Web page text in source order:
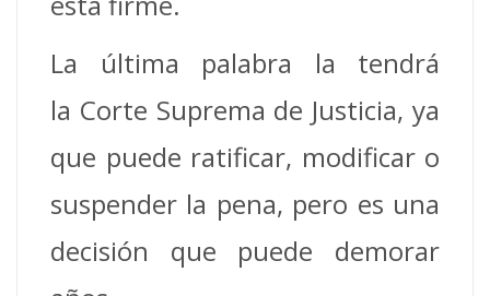
La última palabra la tendrá
la Corte Suprema de Justicia, ya
que puede ratificar, modificar o
suspender la pena, pero es una
decisión que puede demorar